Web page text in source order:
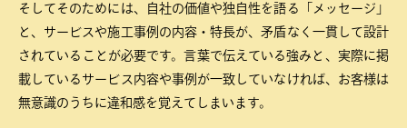
そしてそのためには、自社の価値や独自性を語る「メッセージ」
と、サービスや施工事例の内容・特長が、矛盾なく一貫して設計
されていることが必要です。言葉で伝えている強みと、実際に掲
載しているサービス内容や事例が一致していなければ、お客様は
無意識のうちに違和感を覚えてしまいます。